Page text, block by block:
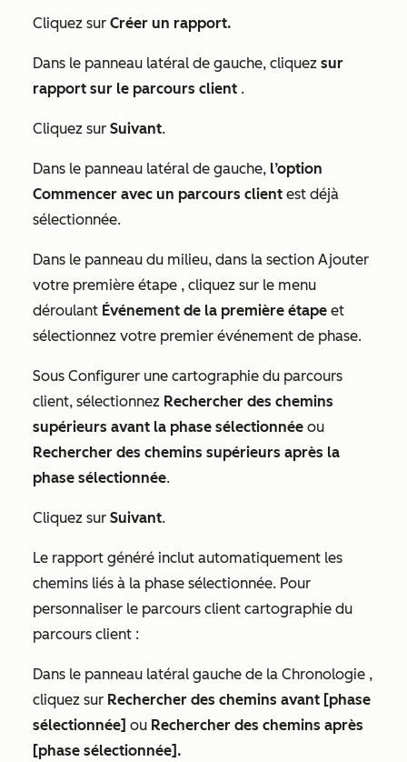
Cliquez sur Créer un rapport.
Dans le panneau latéral de gauche, cliquez sur
rapport sur le parcours client .
Cliquez sur Suivant.
Dans le panneau latéral de gauche, l’option
Commencer avec un parcours client est déjà
sélectionnée.
Dans le panneau du milieu, dans la section Ajouter
votre première étape , cliquez sur le menu
déroulant Événement de la première étape et
sélectionnez votre premier événement de phase.
Sous Configurer une cartographie du parcours
client, sélectionnez Rechercher des chemins
supérieurs avant la phase sélectionnée ou
Rechercher des chemins supérieurs après la
phase sélectionnée.
Cliquez sur Suivant.
Le rapport généré inclut automatiquement les
chemins liés à la phase sélectionnée. Pour
personnaliser le parcours client cartographie du
parcours client :
Dans le panneau latéral gauche de la Chronologie ,
cliquez sur Rechercher des chemins avant [phase
sélectionnée] ou Rechercher des chemins après
[phase sélectionnée].